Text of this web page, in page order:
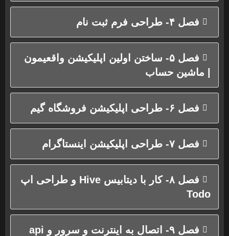
فصل ۴- طراحی فرم ثبت نام
فصل ۵- ساختن اولین اپلیکیشن واقعیمون
| ماشین حساب
فصل ۶- طراحی اپلیکیشن فروشگاه گیم
فصل ۷- طراحی اپلیکیشن اینستاگرام
فصل ۸- کار با دیتابیس Hive و طراحی اپ
Todo
فصل ۹- اتصال به اینترنت و سرور و api